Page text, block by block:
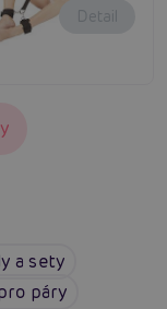
Kč Detail
a sety
páry